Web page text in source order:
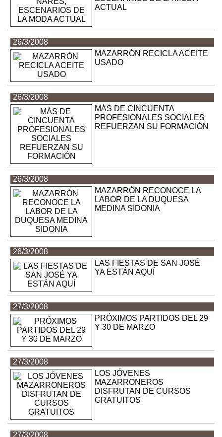
ACTUAL
26/3/2008
MAZARRÓN RECICLA ACEITE
USADO
26/3/2008
MÁS DE CINCUENTA
PROFESIONALES SOCIALES
REFUERZAN SU FORMACIÓN
26/3/2008
MAZARRÓN RECONOCE LA
LABOR DE LA DUQUESA
MEDINA SIDONIA
26/3/2008
LAS FIESTAS DE SAN JOSÉ
YA ESTÁN AQUÍ
27/3/2008
PRÓXIMOS PARTIDOS DEL 29
Y 30 DE MARZO
27/3/2008
LOS JÓVENES
MAZARRONEROS
DISFRUTAN DE CURSOS
GRATUITOS
27/3/2008